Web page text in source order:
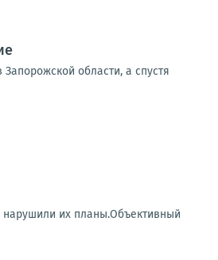
области, а спустя
их планы.Объективный